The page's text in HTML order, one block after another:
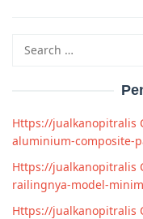
for:
Https://jualkanopitralis
aluminium-composite-
Https://jualkanopitralis
railingnya-model-
Https://jualkanopitralis